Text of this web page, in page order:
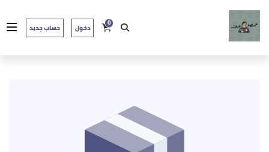
0 دخول حساب جديد